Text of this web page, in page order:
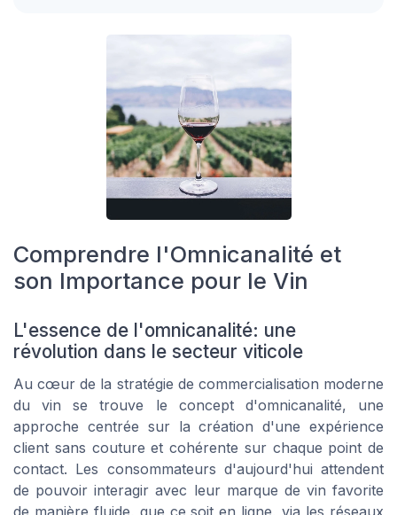
Comprendre l'Omnicanalité et
son Importance pour le Vin
L'essence de l'omnicanalité: une
révolution dans le secteur viticole
Au cœur de la stratégie de commercialisation moderne
du vin se trouve le concept d'omnicanalité, une
approche centrée sur la création d'une expérience
client sans couture et cohérente sur chaque point de
contact. Les consommateurs d'aujourd'hui attendent
de pouvoir interagir avec leur marque de vin favorite